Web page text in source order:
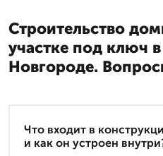
Строительство
участке под ключ
Новгороде.
Что входит в
и как он устроен